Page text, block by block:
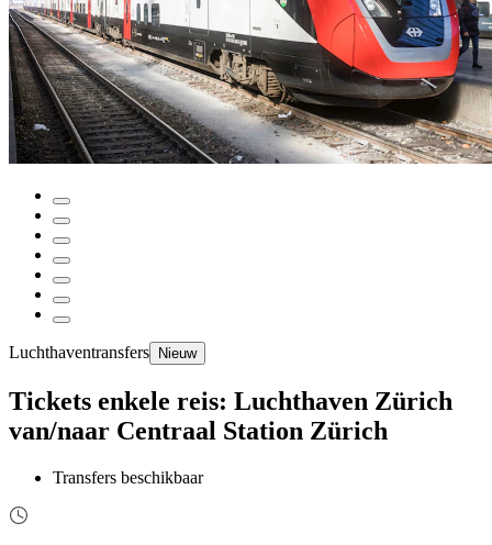
Luchthaventransfers Nieuw
Tickets enkele reis: Luchthaven Zürich
van/naar Centraal Station Zürich
Transfers beschikbaar